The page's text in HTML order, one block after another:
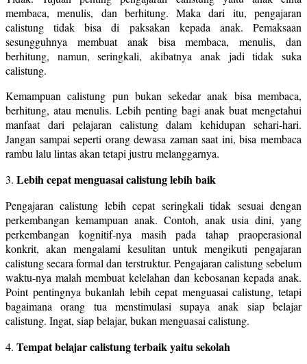
membaca, menulis, dan berhitung. Maka dari itu, pengajaran
calistung tidak bisa di paksakan kepada anak. Pemaksaan
sesungguhnya membuat anak bisa membaca, menulis, dan
berhitung, namun, seringkali, akibatnya anak jadi tidak suka
calistung.
Kemampuan calistung pun bukan sekedar anak bisa membaca,
berhitung, atau menulis. Lebih penting bagi anak buat mengetahui
manfaat dari pelajaran calistung dalam kehidupan sehari-hari.
Jangan sampai seperti orang dewasa zaman saat ini, bisa membaca
rambu lalu lintas akan tetapi justru melanggarnya.
3. Lebih cepat menguasai calistung lebih baik
Pengajaran calistung lebih cepat seringkali tidak sesuai dengan
perkembangan kemampuan anak. Contoh, anak usia dini, yang
perkembangan kognitif-nya masih pada tahap praoperasional
konkrit, akan mengalami kesulitan untuk mengikuti pengajaran
calistung secara formal dan terstruktur. Pengajaran calistung sebelum
waktu-nya malah membuat kelelahan dan kebosanan kepada anak.
Point pentingnya bukanlah lebih cepat menguasai calistung, tetapi
bagaimana orang tua menstimulasi supaya anak siap belajar
calistung. Ingat, siap belajar, bukan menguasai calistung.
4. Tempat belajar calistung terbaik yaitu sekolah